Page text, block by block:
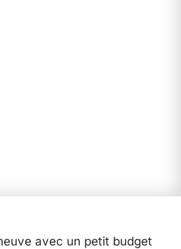
avec un petit budget